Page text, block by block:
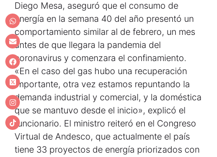
Diego Mesa, aseguró que el consumo de
energía en la semana 40 del año presentó un
comportamiento similar al de febrero, un mes
antes de que llegara la pandemia del
coronavirus y comenzara el confinamiento.
«En el caso del gas hubo una recuperación
importante, otra vez estamos repuntando la
demanda industrial y comercial, y la doméstica
que se mantuvo desde el inicio», explicó el
funcionario. El ministro reiteró en el Congreso
Virtual de Andesco, que actualmente el país
tiene 33 proyectos de energía priorizados con